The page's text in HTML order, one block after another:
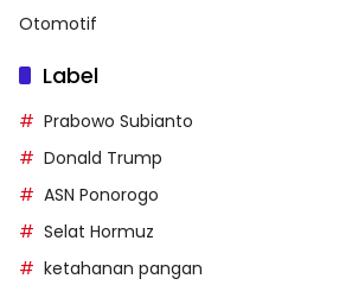
Otomotif
Label
Prabowo Subianto
Donald Trump
ASN Ponorogo
Selat Hormuz
ketahanan pangan